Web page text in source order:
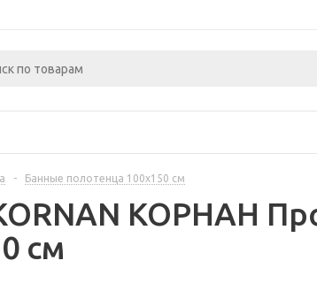
- Банные полотенца 100х150 см
КОРНАН
см